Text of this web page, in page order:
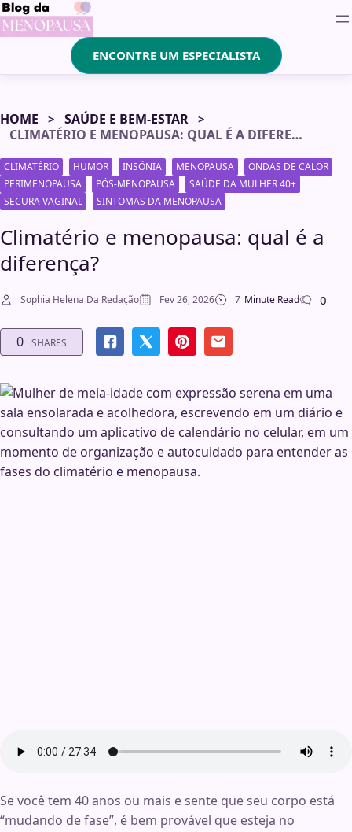
ENCONTRE UM ESPECIALISTA
HOME
SAÚDE E BEM-ESTAR
CLIMATÉRIO E MENOPAUSA: QUAL É A DIFERENÇA?
CLIMATÉRIO HUMOR INSÔNIA MENOPAUSA
ONDAS DE CALOR
PERIMENOPAUSA
PÓS-MENOPAUSA
SAÚDE DA MULHER 40+
SECURA VAGINAL
SINTOMAS DA MENOPAUSA
Climatério e menopausa: qual é a
diferença?
Sophia Helena Da Redação Fev 26, 2026 7 Minute Read 0
0 SHARES
Se você tem 40 anos ou mais e sente que seu corpo está
“mudando de fase”, é bem provável que esteja no